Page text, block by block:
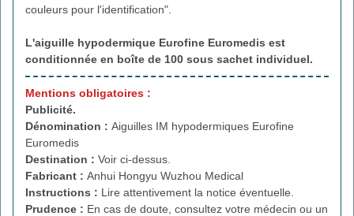
couleurs pour l'identification".
L'aiguille hypodermique Eurofine Euromedis est
conditionnée en boîte de 100 sous sachet individuel.
Mentions obligatoires :
Publicité.
Dénomination : Aiguilles IM hypodermiques Eurofine
Euromedis
Destination : Voir ci-dessus.
Fabricant : Anhui Hongyu Wuzhou Medical
Instructions : Lire attentivement la notice éventuelle.
Prudence : En cas de doute, consultez votre médecin ou un